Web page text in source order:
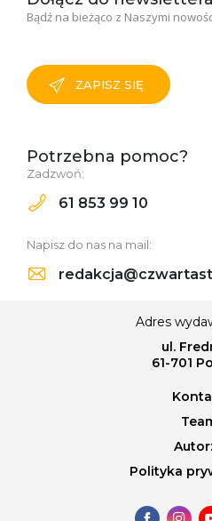
Bądź na bieżąco z Naszymi
ZAPISZ SIĘ
Potrzebna pomoc?
Zadzwoń:
61 853 99 10
Napisz do nas na mail:
Adres
ul.
61-701
Polityka